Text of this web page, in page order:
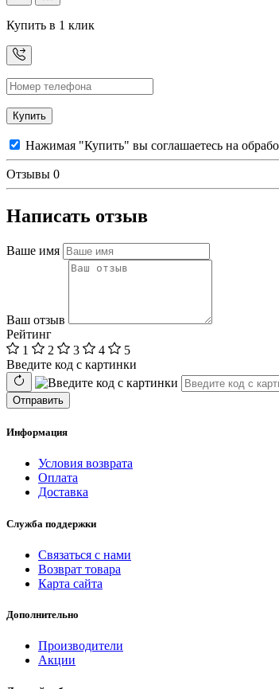
Купить в 1 клик
Купить
Нажимая "Купить" вы соглашаетесь на
Отзывы 0
Написать отзыв
Ваше имя
Ваш отзыв
Рейтинг
1
2 3 4
5
Введите код с картинки
Отправить
Информация
Условия возврата
Оплата
Доставка
Служба поддержки
Связаться с нами
Возврат товара
Карта сайта
Дополнительно
Производители
Акции